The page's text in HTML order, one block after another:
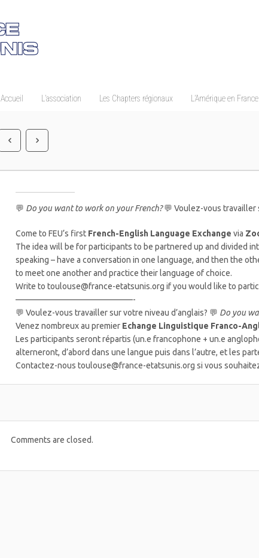
Accueil L’association Les Chapters régionaux L’Amérique en France
💬 Do you want to work on your French?💬 Voulez-vous travailler
Come to FEU’s first French-English Language Exchange via
The idea will be for participants to be partnered up and divided
speaking – have a conversation in one language, and then the
to meet one another and practice their language of choice.
Write to toulouse@france-etatsunis.org if you would like to
——————————————-
💬 Voulez-vous travailler sur votre niveau d’anglais? 💬 Do you
Venez nombreux au premier Echange Linguistique Franco-
Les participants seront répartis (un.e francophone + un.e
alterneront, d’abord dans une langue puis dans l’autre, et les
Contactez-nous toulouse@france-etatsunis.org si vous
Comments are closed.